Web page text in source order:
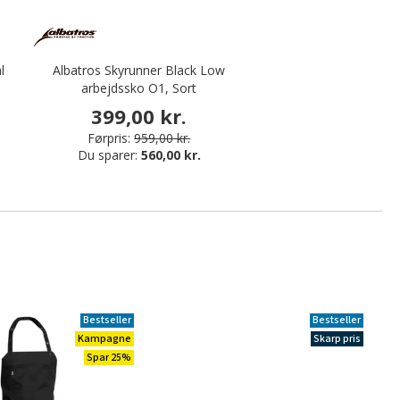
Albatros Skyrunner Black Low
arbejdssko O1, Sort
399,00 kr.
Førpris: 959,00 kr.
Du sparer: 560,00 kr.
Bestseller
Kampagne
Spar 25%
Bestseller
Skarp pris